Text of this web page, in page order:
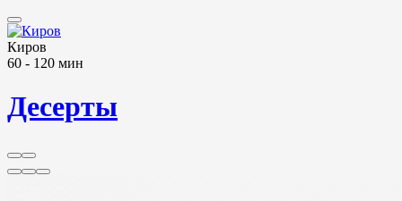
Киров
60 - 120 мин
Десерты